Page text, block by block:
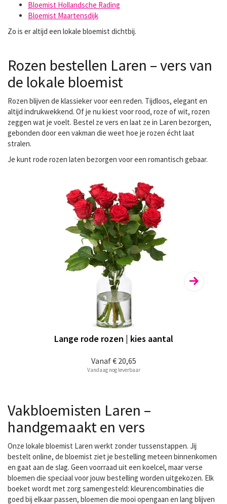
Bloemist Hollandsche Rading
Bloemist Maartensdijk
Zo is er altijd een lokale bloemist dichtbij.
Rozen bestellen Laren – vers van
de lokale bloemist
Rozen blijven de klassieker voor een reden. Tijdloos, elegant en
altijd indrukwekkend. Of je nu kiest voor rood, roze of wit, rozen
zeggen wat je voelt. Bestel ze vers en laat ze in Laren bezorgen,
gebonden door een vakman die weet hoe je rozen écht laat
stralen.
Je kunt rode rozen laten bezorgen voor een romantisch gebaar.
Vanaf€ 20,65
Lange rode rozen | kies aantal
Vandaag nog leverbaar
Vakbloemisten Laren –
handgemaakt en vers
Onze lokale bloemist Laren werkt zonder tussenstappen. Jij
bestelt online, de bloemist ziet je bestelling meteen binnenkomen
en gaat aan de slag. Geen voorraad uit een koelcel, maar verse
bloemen die speciaal voor jouw bestelling worden uitgekozen. Elk
boeket wordt met zorg samengesteld: kleurencombinaties die
goed bij elkaar passen, bloemen die mooi opengaan en lang blijven